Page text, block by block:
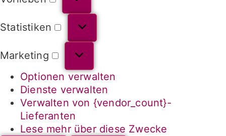
Statistiken
Marketing
Optionen verwalten
Dienste verwalten
Verwalten von {vendor_count}-
Lieferanten
Lese mehr über diese Zwecke